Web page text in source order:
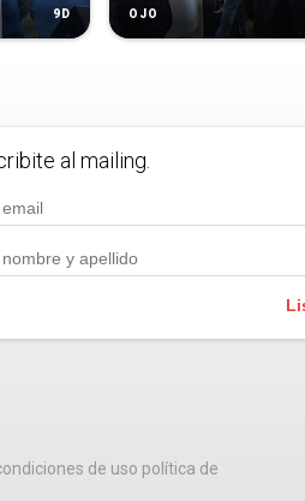
9D OJO
al mailing.
de uso política de